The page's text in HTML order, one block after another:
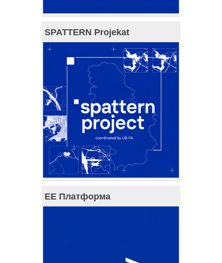
SPATTERN Projekat
ЕЕ Платформа